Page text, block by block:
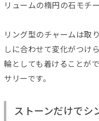
リュームの楕円の石モチ
リング型のチャームは取
しに合わせて変化がつけ
輪としても着けることが
サリーです。
ストーンだけでシ